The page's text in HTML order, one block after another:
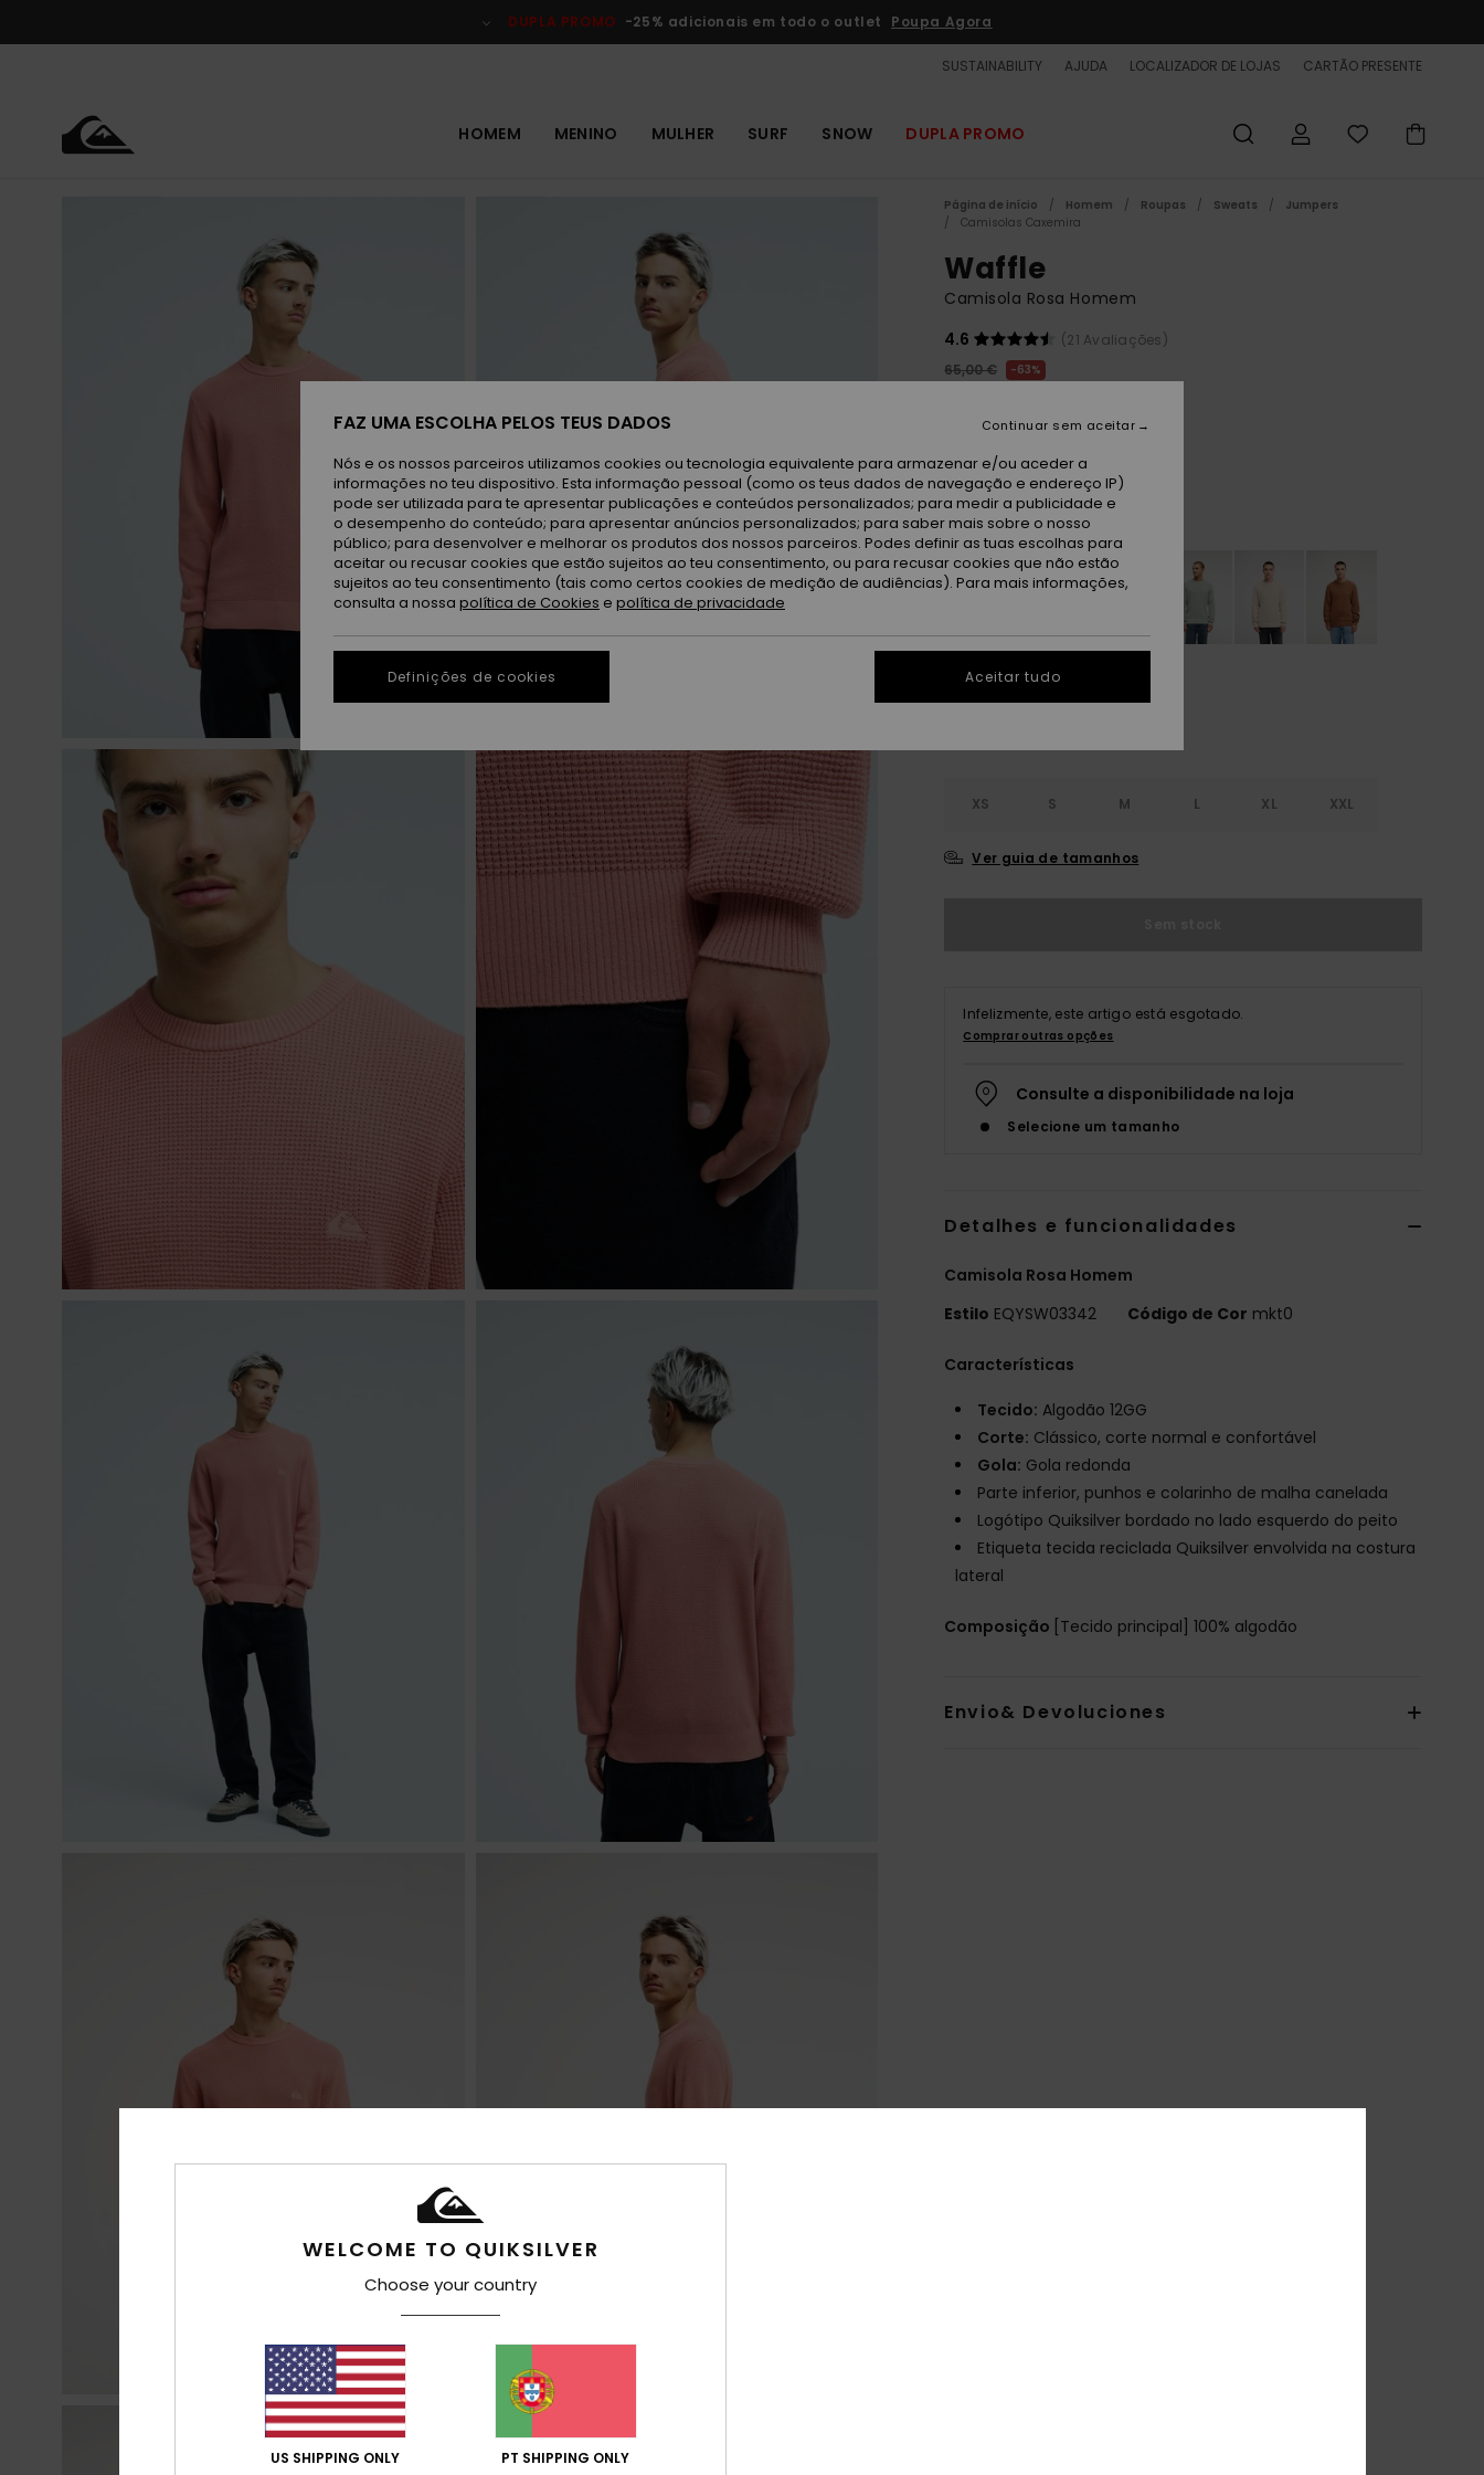
do
DUPLA PROMO -25% adicionais em todo o outlet Poupa Agora
SUSTAINABILITY AJUDA LOCALIZADOR DE LOJAS CARTÃO PRESENTE
HOMEM MENINO MULHER SURF SNOW DUPLA PROMO
Página de início Homem Roupas Sweats
Jumpers
Camisolas Caxemira
Waffle
Camisola Rosa Homem
4.6
(21 Avaliações)
65,00 €
63%
OUTLET
DUPLA PROMO 25% EXTRA
CorDesert Sand
XS S M L XL XXL
Ver guia de tamanhos
Infelizmente, este artigo está esgotado.
Comprar outras opções
Consulte a disponibilidade na loja
Selecione um tamanho
Detalhes e funcionalidades
Camisola Rosa Homem
Estilo EQYSW03342 Código de Cor mkt0
Características
Tecido: Algodão 12GG
Corte: Clássico, corte normal e confortável
Gola: Gola redonda
Parte inferior, punhos e colarinho de malha canelada
Logótipo Quiksilver bordado no lado esquerdo do peito
Etiqueta tecida reciclada Quiksilver envolvida na costura
lateral
Composição [Tecido principal] 100% algodão
Envio& Devoluciones
WELCOME TO QUIKSILVER
Choose your country
US SHIPPING ONLY PT SHIPPING ONLY
FAZ UMA ESCOLHA PELOS TEUS DADOS
Nós e os nossos parceiros utilizamos cookies ou tecnologia equivalente para armazenar e/ou aceder a
informações no teu dispositivo. Esta informação pessoal (como os teus dados de navegação e endereço IP)
pode ser utilizada para te apresentar publicações e conteúdos personalizados; para medir a publicidade e
o desempenho do conteúdo; para apresentar anúncios personalizados; para saber mais sobre o nosso
público; para desenvolver e melhorar os produtos dos nossos parceiros. Podes definir as tuas escolhas para
aceitar ou recusar cookies que estão sujeitos ao teu consentimento, ou para recusar cookies que não estão
sujeitos ao teu consentimento (tais como certos cookies de medição de audiências). Para mais informações,
consulta a nossa política de Cookies e política de privacidade
Definições de cookies
Continuar sem aceitar
Aceitar tudo